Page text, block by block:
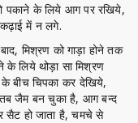
पकाने के लिये आग पर रखिये,
में न लगे.
मिश्रण को गाड़ा होने तक
लिये थोड़ा सा मिश्रण
बीच चिपका कर देखिये,
जैम बन चुका है, आग बन्द
सैट हो जाता है, चमचे से